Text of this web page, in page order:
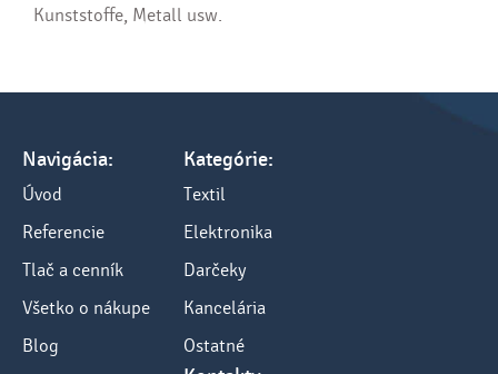
Kunststoffe, Metall usw.
Navigácia:
Úvod
Referencie
Tlač a cenník
Všetko o nákupe
Blog
Kategórie:
Textil
Elektronika
Darčeky
Kancelária
Ostatné